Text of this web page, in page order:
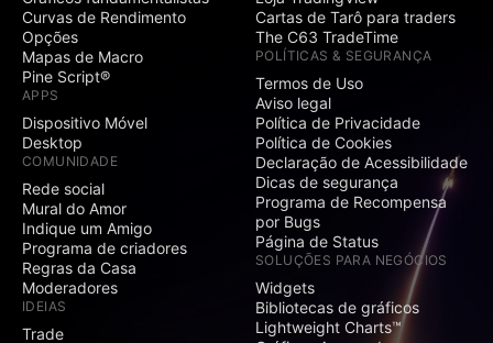
Curvas de Rendimento
Opções
Mapas de Macro
Pine Script®
APPS
Dispositivo Móvel
Desktop
COMUNIDADE
Rede social
Mural do Amor
Indique um Amigo
Programa de criadores
Regras da Casa
Moderadores
IDEIAS
Trade
Cartas de Tarô para traders
The C63 TradeTime
POLÍTICAS & SEGURANÇA
Termos de Uso
Aviso legal
Política de Privacidade
Política de Cookies
Declaração de Acessibilidade
Dicas de segurança
Programa de Recompensa
por Bugs
Página de Status
SOLUÇÕES PARA NEGÓCIOS
Widgets
Bibliotecas de gráficos
Lightweight Charts™